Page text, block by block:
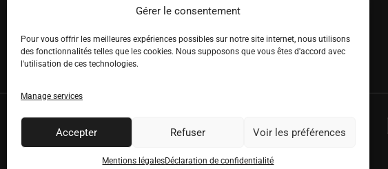
Gérer le consentement
Pour vous offrir les meilleures expériences possibles sur notre site internet, nous utilisons
des fonctionnalités telles que les cookies. Nous supposons que vous êtes d'accord avec
l'utilisation de ces technologies.
Manage services
Accepter Refuser Voir les préférences
Mentions légalesDéclaration de confidentialité
Blog